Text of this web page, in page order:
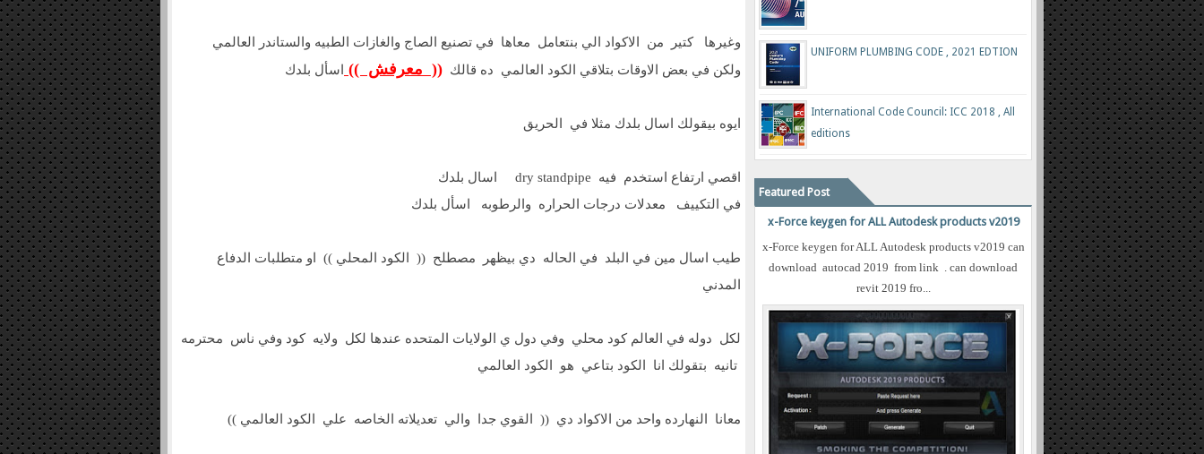
وغيرها كتير من الاكواد الي بنتعامل معاها في تصنيع الصاج والغازات الطبيه والستاندر العالمي
ولكن في بعض الاوقات بتلاقي الكود العالمي ده قالك (( معرفش )) اسأل بلدك
ايوه بيقولك اسال بلدك مثلا في الحريق
اقصي ارتفاع استخدم فيه dry standpipe اسال بلدك
في التكييف معدلات درجات الحراره والرطوبه اسأل بلدك
طيب اسال مين في البلد في الحاله دي بيظهر مصطلح (( الكود المحلي )) او متطلبات الدفاع
المدني
لكل دوله في العالم كود محلي وفي دول ي الولايات المتحده عندها لكل ولايه كود وفي ناس محترمه
تانيه بتقولك انا الكود بتاعي هو الكود العالمي
معانا النهارده واحد من الاكواد دي (( القوي جدا والي تعديلاته الخاصه علي الكود العالمي ))
UNIFORM PLUMBING CODE , 2021 EDTION
International Code Council: ICC 2018 , All
editions
Featured Post
x-Force keygen for ALL Autodesk products v2019
x-Force keygen for ALL Autodesk products v2019 can
download autocad 2019 from link . can download
revit 2019 fro...